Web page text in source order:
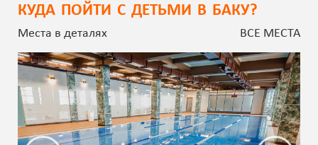
КУДА ПОЙТИ С ДЕТЬМИ В БАКУ?
Места в деталях ВСЕ МЕСТА